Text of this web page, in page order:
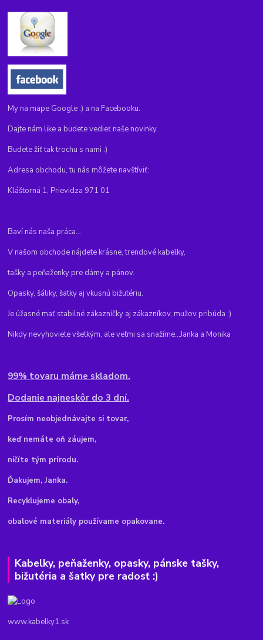
My na mape Google :) a na Facebooku.
Dajte nám like a budete vedieť naše novinky.
Budete žiť tak trochu s nami :)
Adresa obchodu, tu nás môžete navštíviť:
Kláštorná 1, Prievidza 971 01
Baví nás naša práca...
V našom obchode nájdete krásne, trendové kabelky,
tašky a peňaženky pre dámy a pánov.
Opasky, šáliky, šatky aj vkusnú bižutériu.
Je úžasné mať stabilné zákazníčky aj zákazníkov, mužov pribúda :)
Nikdy nevyhoviete všetkým, ale veľmi sa snažíme...Janka a Monika
99% tovaru máme skladom.
Dodanie najneskôr do 3 dní.
Prosím neobjednávajte si tovar,
keď nemáte oň záujem,
ničíte tým prírodu.
Ďakujem, Janka.
Recyklujeme obaly,
obalové materiály používame opakovane.
Kabelky, peňaženky, opasky, pánske tašky,
bižutéria a šatky pre radosť :)
www.kabelky1.sk